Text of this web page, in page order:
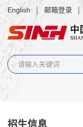
English 邮箱登录
招生信息